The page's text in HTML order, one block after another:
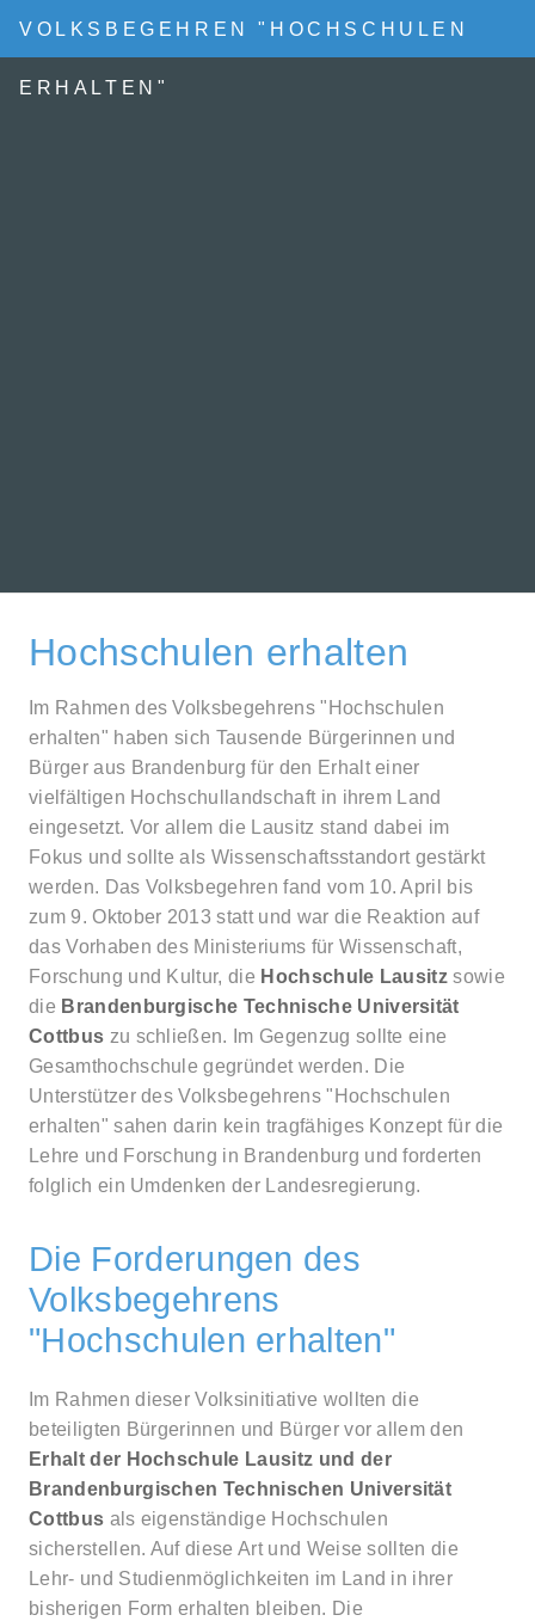
VOLKSBEGEHREN "HOCHSCHULEN
ERHALTEN"
Hochschulen erhalten
Im Rahmen des Volksbegehrens "Hochschulen
erhalten" haben sich Tausende Bürgerinnen und
Bürger aus Brandenburg für den Erhalt einer
vielfältigen Hochschullandschaft in ihrem Land
eingesetzt. Vor allem die Lausitz stand dabei im
Fokus und sollte als Wissenschaftsstandort gestärkt
werden. Das Volksbegehren fand vom 10. April bis
zum 9. Oktober 2013 statt und war die Reaktion auf
das Vorhaben des Ministeriums für Wissenschaft,
Forschung und Kultur, die Hochschule Lausitz sowie
die Brandenburgische Technische Universität
Cottbus zu schließen. Im Gegenzug sollte eine
Gesamthochschule gegründet werden. Die
Unterstützer des Volksbegehrens "Hochschulen
erhalten" sahen darin kein tragfähiges Konzept für die
Lehre und Forschung in Brandenburg und forderten
folglich ein Umdenken der Landesregierung.
Die Forderungen des
Volksbegehrens
"Hochschulen erhalten"
Im Rahmen dieser Volksinitiative wollten die
beteiligten Bürgerinnen und Bürger vor allem den
Erhalt der Hochschule Lausitz und der
Brandenburgischen Technischen Universität
Cottbus als eigenständige Hochschulen
sicherstellen. Auf diese Art und Weise sollten die
Lehr- und Studienmöglichkeiten im Land in ihrer
bisherigen Form erhalten bleiben. Die